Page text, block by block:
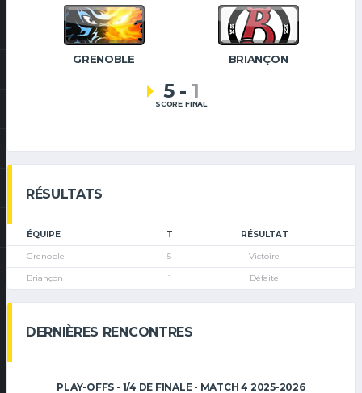
GRENOBLE BRIANÇON
5 - 1
SCORE FINAL
RÉSULTATS
ÉQUIPE T RÉSULTAT
Grenoble 5 Victoire
Briançon 1 Défaite
DERNIÈRES RENCONTRES
PLAY-OFFS - 1/4 DE FINALE - MATCH 4 2025-2026